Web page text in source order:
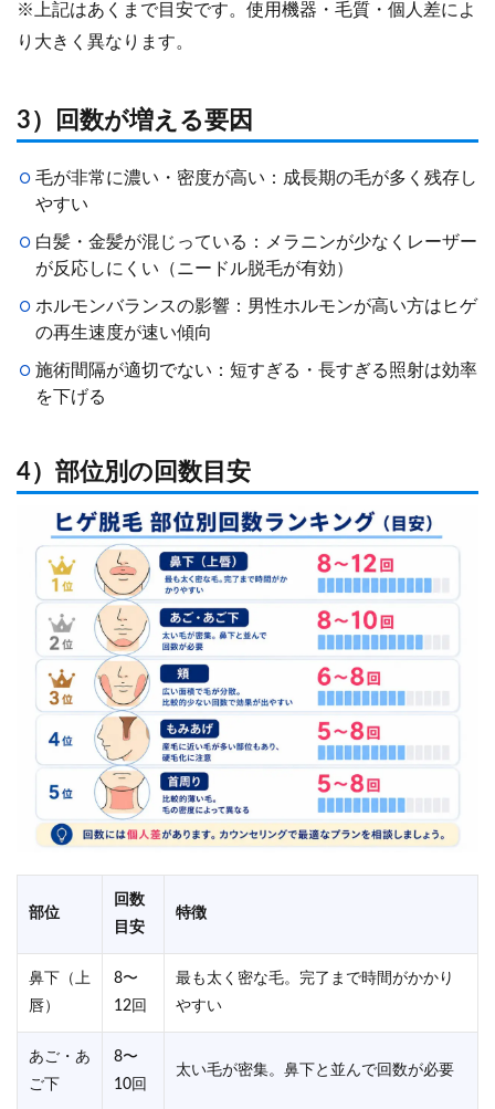
※上記はあくまで目安です。使用機器・毛質・個人差によ
り大きく異なります。
3）回数が増える要因
毛が非常に濃い・密度が高い：成長期の毛が多く残存し
やすい
白髪・金髪が混じっている：メラニンが少なくレーザー
が反応しにくい（ニードル脱毛が有効）
ホルモンバランスの影響：男性ホルモンが高い方はヒゲ
の再生速度が速い傾向
施術間隔が適切でない：短すぎる・長すぎる照射は効率
を下げる
4）部位別の回数目安
部位
回数
目安
特徴
鼻下（上
唇）
8〜
12回
最も太く密な毛。完了まで時間がかかり
やすい
あご・あ
ご下
8〜
10回
太い毛が密集。鼻下と並んで回数が必要